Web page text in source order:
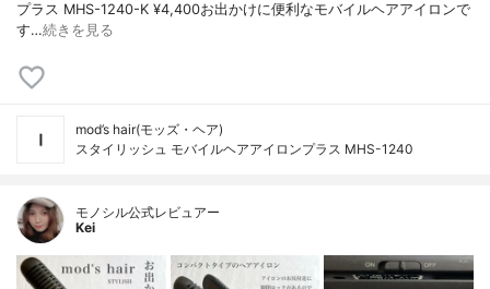
プラス MHS-1240-K ¥4,400お出かけに便利なモバイルヘアアイロンで
す…続きを見る
mod’s hair(モッズ・ヘア)
スタイリッシュ モバイルヘアアイロンプラス MHS-1240
モノシル公式レビュアー
Kei